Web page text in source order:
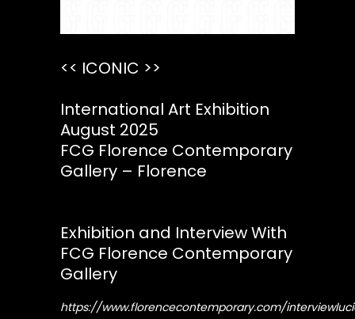
<< ICONIC >>
International Art Exhibition
August 2025
FCG Florence Contemporary
Gallery – Florence
Exhibition and Interview With
FCG Florence Contemporary
Gallery
https://www.florencecontemporary.com/